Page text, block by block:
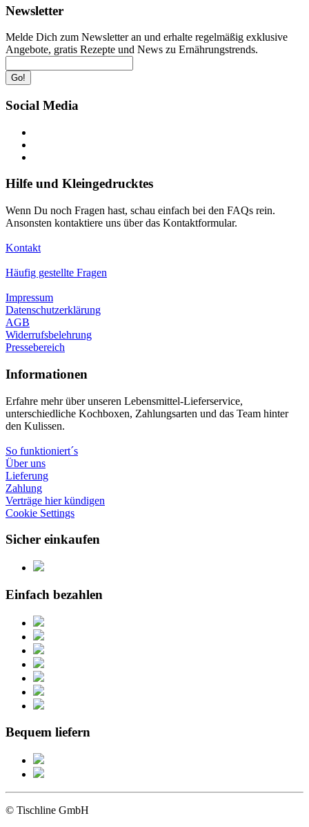
Newsletter
Melde Dich zum Newsletter an und erhalte regelmäßig exklusive
Angebote, gratis Rezepte und News zu Ernährungstrends.
Go!
Social Media
Hilfe und Kleingedrucktes
Wenn Du noch Fragen hast, schau einfach bei den FAQs rein.
Ansonsten kontaktiere uns über das Kontaktformular.
Kontakt
Häufig gestellte Fragen
Impressum
Datenschutzerklärung
AGB
Widerrufsbelehrung
Pressebereich
Informationen
Erfahre mehr über unseren Lebensmittel-Lieferservice,
unterschiedliche Kochboxen, Zahlungsarten und das Team hinter
den Kulissen.
So funktioniert´s
Über uns
Lieferung
Zahlung
Verträge hier kündigen
Cookie Settings
Sicher einkaufen
Einfach bezahlen
Bequem liefern
© Tischline GmbH